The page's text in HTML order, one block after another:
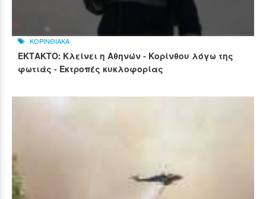
ΚΟΡΙΝΘΙΑΚΑ
ΕΚΤΑΚΤΟ: Κλείνει η Αθηνών - Κορίνθου λόγω της
φωτιάς - Εκτροπές κυκλοφορίας